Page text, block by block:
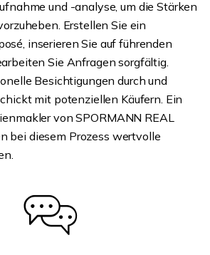
und -analyse, um die Stärken
Erstellen Sie ein
inserieren Sie auf führenden
Sie Anfragen sorgfältig.
Besichtigungen durch und
mit potenziellen Käufern. Ein
von SPORMANN REAL
bei diesem Prozess wertvolle